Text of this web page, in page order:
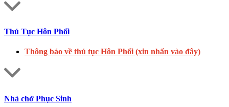
Thủ Tục Hôn Phối
Thông báo về thủ tục Hôn Phối (xin nhấn vào đây)
Nhà chờ Phục Sinh